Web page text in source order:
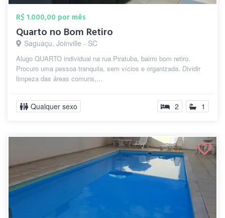
R$ 1.000,00 por mês
Quarto no Bom Retiro
Saguaçu, Joinville - SC
Alugo QUARTO individual na rua Piratuba, bairro bom retiro.
Procuro uma pessoa tranquila, sem vícios e organizada. Dividir
limpeza das áreas comuns,...
Qualquer sexo 2 1